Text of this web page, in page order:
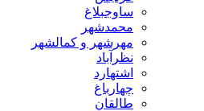
ساوجبلاغ
محمدشهر
مهرشهر و کمالشهر
نظرآباد
اشتهارد
چهارباغ
طالقان